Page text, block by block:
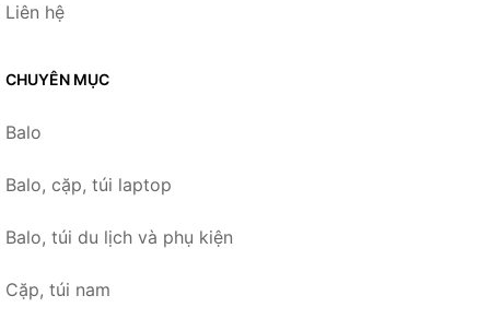
Liên hệ
CHUYÊN MỤC
Balo
Balo, cặp, túi laptop
Balo, túi du lịch và phụ kiện
Cặp, túi nam